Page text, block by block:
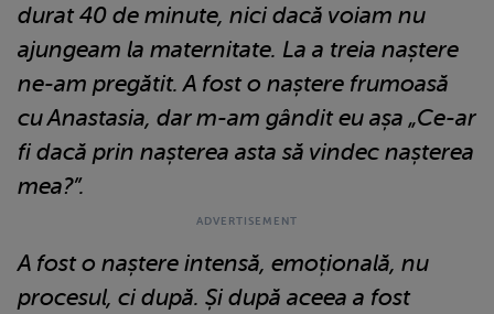
durat 40 de minute, nici dacă voiam nu
ajungeam la maternitate. La a treia naștere
ne-am pregătit. A fost o naștere frumoasă
cu Anastasia, dar m-am gândit eu așa „Ce-ar
fi dacă prin nașterea asta să vindec nașterea
mea?”.
A fost o naștere intensă, emoțională, nu
procesul, ci după. Și după aceea a fost